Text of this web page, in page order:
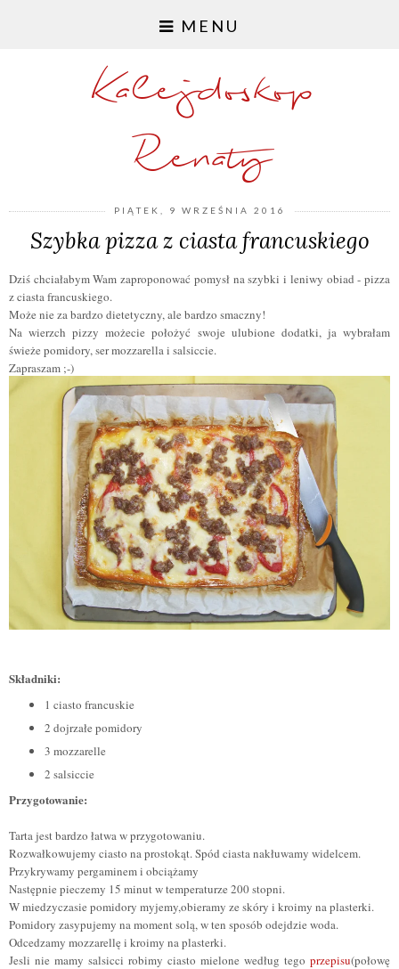
MENU
Kalejdoskop
Renaty
PIĄTEK, 9 WRZEŚNIA 2016
Szybka pizza z ciasta francuskiego
Dziś chciałabym Wam zaproponować pomysł na szybki i leniwy obiad - pizza
z ciasta francuskiego.
Może nie za bardzo dietetyczny, ale bardzo smaczny!
Na wierzch pizzy możecie położyć swoje ulubione dodatki, ja wybrałam
świeże pomidory, ser mozzarella i salsiccie.
Zapraszam ;-)
Składniki:
1 ciasto francuskie
2 dojrzałe pomidory
3 mozzarelle
2 salsiccie
Przygotowanie:
Tarta jest bardzo łatwa w przygotowaniu.
Rozwałkowujemy ciasto na prostokąt. Spód ciasta nakłuwamy widelcem.
Przykrywamy pergaminem i obciążamy
Następnie pieczemy 15 minut w temperaturze 200 stopni.
W miedzyczasie pomidory myjemy,obieramy ze skóry i kroimy na plasterki.
Pomidory zasypujemy na moment solą, w ten sposób odejdzie woda.
Odcedzamy mozzarellę i kroimy na plasterki.
Jesli nie mamy salsicci robimy ciasto mielone według tego przepisu(połowę